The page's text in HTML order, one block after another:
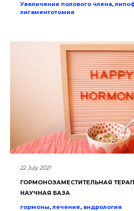
Увеличение полового члена,
лигаментотомия
22 July 2021
ГОРМОНОЗАМЕСТИТЕЛЬНАЯ
НАУЧНАЯ БАЗА
гормоны,лечение, андрология